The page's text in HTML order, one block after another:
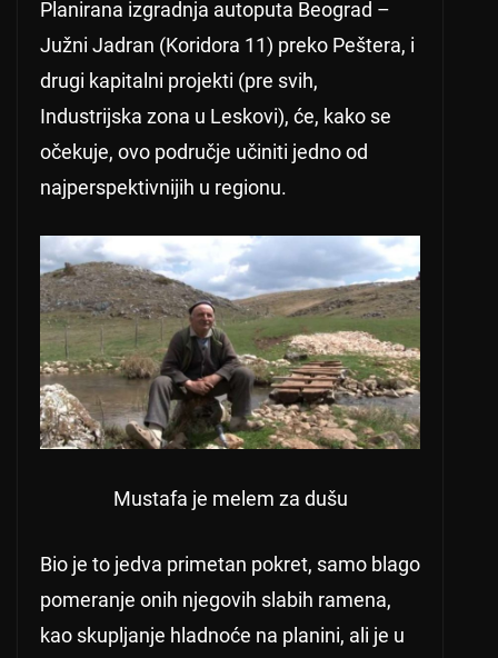
Planirana izgradnja autoputa Beograd –
Južni Jadran (Koridora 11) preko Peštera, i
drugi kapitalni projekti (pre svih,
Industrijska zona u Leskovi), će, kako se
očekuje, ovo područje učiniti jedno od
najperspektivnijih u regionu.
Mustafa je melem za dušu
Bio je to jedva primetan pokret, samo blago
pomeranje onih njegovih slabih ramena,
kao skupljanje hladnoće na planini, ali je u